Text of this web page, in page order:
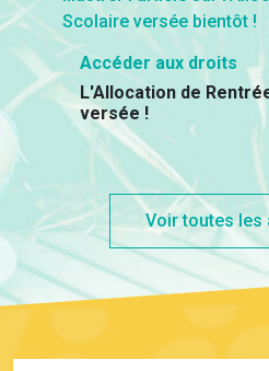
Accéder aux droits
L'Allocation de
versée !
Voir toutes les